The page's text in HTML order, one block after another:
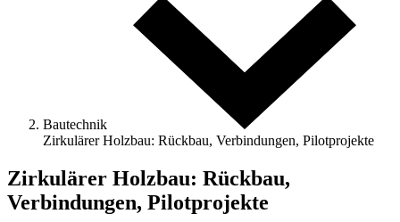
Bautechnik
Zirkulärer Holzbau: Rückbau, Verbindungen, Pilotprojekte
Zirkulärer Holzbau: Rückbau,
Verbindungen, Pilotprojekte